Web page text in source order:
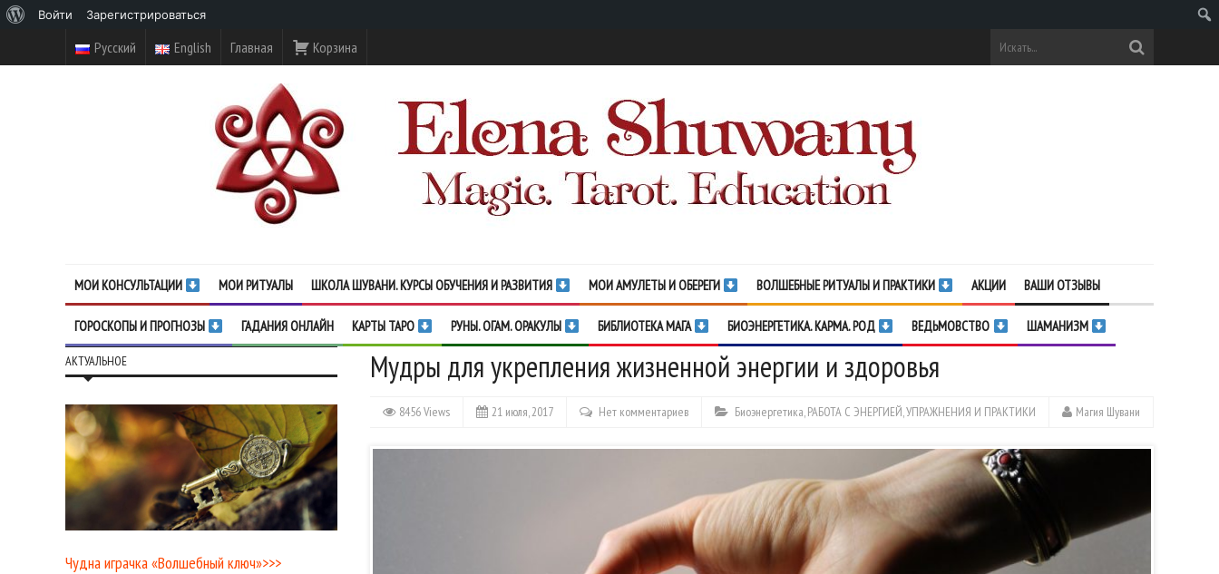
Русский English Главная Корзина
МОИ КОНСУЛЬТАЦИИ МОИ РИТУАЛЫ ШКОЛА ШУВАНИ. КУРСЫ ОБУЧЕНИЯ И РАЗВИТИЯ МОИ АМУЛЕТЫ И ОБЕРЕГИ ВОЛШЕБНЫЕ РИТУАЛЫ И ПРАКТИКИ АКЦИИ ВАШИ ОТЗЫВЫ
ГОРОСКОПЫ И ПРОГНОЗЫ ГАДАНИЯ ОНЛАЙН КАРТЫ ТАРО РУНЫ. ОГАМ. ОРАКУЛЫ БИБЛИОТЕКА МАГА БИОЭНЕРГЕТИКА. КАРМА. РОД ВЕДЬМОВСТВО ШАМАНИЗМ
Мудры для укрепления жизненной энергии и здоровья
8456 Views 21 июля, 2017 Нет комментариев Биоэнергетика,РАБОТА С ЭНЕРГИЕЙ,УПРАЖНЕНИЯ И ПРАКТИКИ Магия Шувани
АКТУАЛЬНОЕ
Чудна играчка «Волшебный ключ»>>>
WordPress
Войти Зарегистрироваться